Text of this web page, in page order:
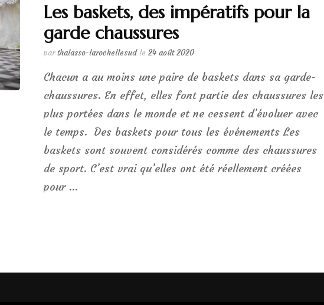
Les baskets, des impératifs pour la
garde chaussures
parthalasso-larochellesud le 24 août 2020
Chacun a au moins une paire de baskets dans sa garde-
chaussures. En effet, elles font partie des chaussures les
plus portées dans le monde et ne cessent d’évoluer avec
le temps. Des baskets pour tous les événements Les
baskets sont souvent considérés comme des chaussures
de sport. C’est vrai qu’elles ont été réellement créées
pour …